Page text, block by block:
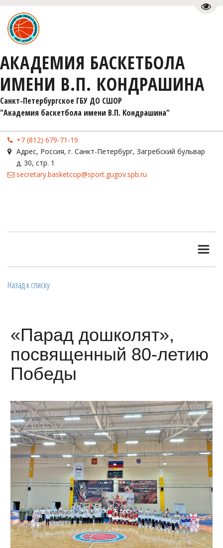
АКАДЕМИЯ БАСКЕТБОЛА
ИМЕНИ В.П. КОНДРАШИНА
Санкт-Петербургское ГБУ ДО СШОР
"Академия баскетбола имени В.П. Кондрашина"
+7 (812) 679-71-19
Адрес, Россия, г. Санкт-Петербург, Загребский бульвар
д. 30, стр. 1
secretary.basketcop@sport.gugov.spb.ru
Назад к списку
«Парад дошколят»,
посвященный 80-летию
Победы